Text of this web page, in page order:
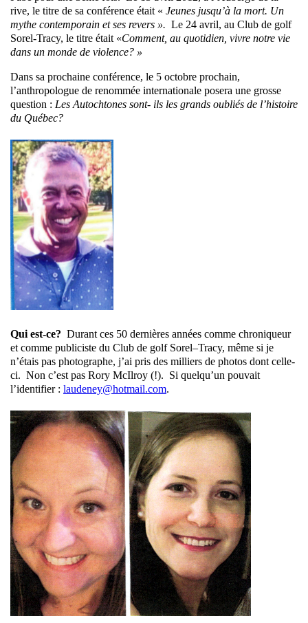
rive, le titre de sa conférence était « Jeunes jusqu’à la mort. Un
mythe contemporain et ses revers ». Le 24 avril, au Club de golf
Sorel-Tracy, le titre était «Comment, au quotidien, vivre notre vie
dans un monde de violence? »
Dans sa prochaine conférence, le 5 octobre prochain,
l’anthropologue de renommée internationale posera une grosse
question : Les Autochtones sont- ils les grands oubliés de l’histoire
du Québec?
Qui est-ce? Durant ces 50 dernières années comme chroniqueur
et comme publiciste du Club de golf Sorel–Tracy, même si je
n’étais pas photographe, j’ai pris des milliers de photos dont celle-
ci. Non c’est pas Rory McIlroy (!). Si quelqu’un pouvait
l’identifier : laudeney@hotmail.com.